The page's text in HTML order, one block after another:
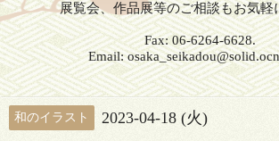
展覧会、作品展等のご相談もお気軽
Fax: 06-6264-6628.
Email:
和のイラスト 2023-04-18 (火)